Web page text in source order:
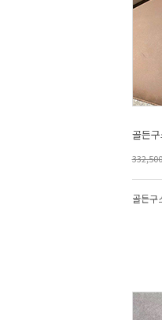
골든
골든구